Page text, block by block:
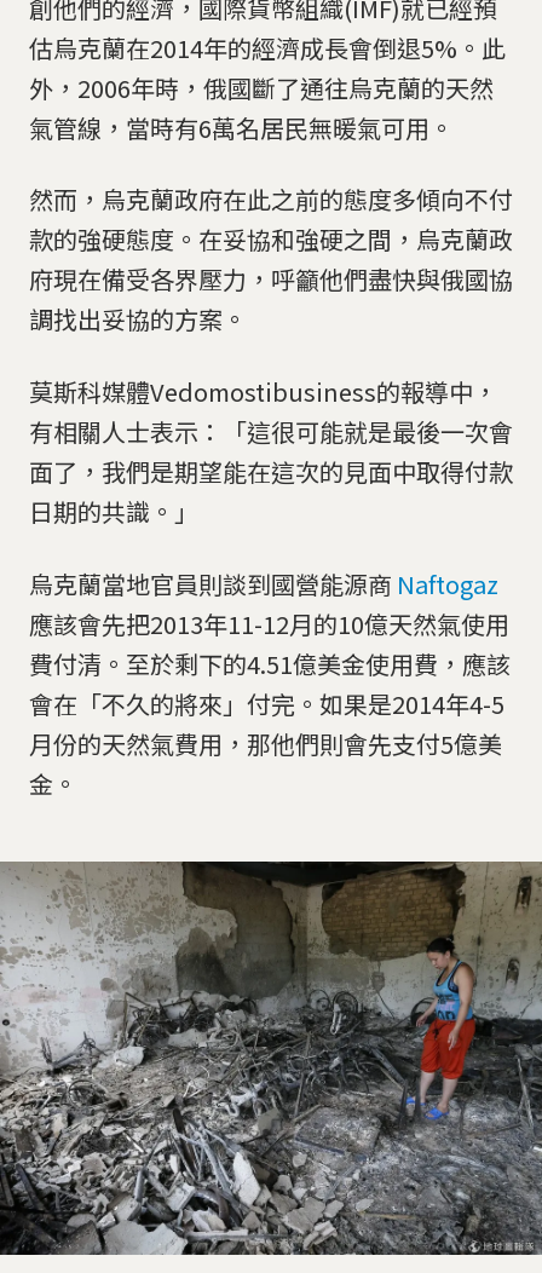
創他們的經濟，國際貨幣組織(IMF)就已經預
估烏克蘭在2014年的經濟成長會倒退5%。此
外，2006年時，俄國斷了通往烏克蘭的天然
氣管線，當時有6萬名居民無暖氣可用。
然而，烏克蘭政府在此之前的態度多傾向不付
款的強硬態度。在妥協和強硬之間，烏克蘭政
府現在備受各界壓力，呼籲他們盡快與俄國協
調找出妥協的方案。
莫斯科媒體Vedomostibusiness的報導中，
有相關人士表示：「這很可能就是最後一次會
面了，我們是期望能在這次的見面中取得付款
日期的共識。」
烏克蘭當地官員則談到國營能源商 Naftogaz
應該會先把2013年11-12月的10億天然氣使用
費付清。至於剩下的4.51億美金使用費，應該
會在「不久的將來」付完。如果是2014年4-5
月份的天然氣費用，那他們則會先支付5億美
金。